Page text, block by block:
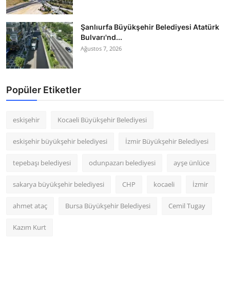
Şanlıurfa Büyükşehir Belediyesi Atatürk
Bulvarı'nd...
Ağustos 7, 2026
Popüler Etiketler
eskişehir Kocaeli Büyükşehir Belediyesi
eskişehir büyükşehir belediyesi İzmir Büyükşehir Belediyesi
tepebaşı belediyesi odunpazarı belediyesi ayşe ünlüce
sakarya büyükşehir belediyesi CHP kocaeli İzmir
ahmet ataç Bursa Büyükşehir Belediyesi Cemil Tugay
Kazım Kurt